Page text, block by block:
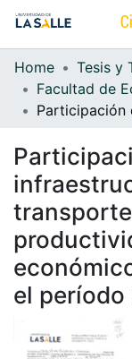
Communities &
All of DSpace
Home
Tesis y
el período